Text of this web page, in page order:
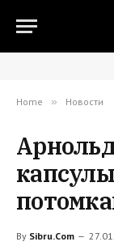
Home » Новости
By Sibru.Com